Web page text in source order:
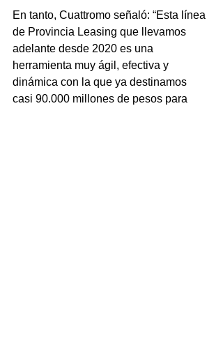
En tanto, Cuattromo señaló: “Esta línea
de Provincia Leasing que llevamos
adelante desde 2020 es una
herramienta muy ágil, efectiva y
dinámica con la que ya destinamos
casi 90.000 millones de pesos para